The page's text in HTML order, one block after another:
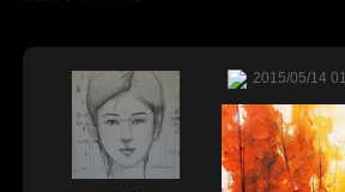
2015/05/14